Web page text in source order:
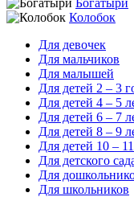
Колобок
Для девочек
Для мальчиков
Для малышей
Для детей 2 – 3
Для детей 4 – 5
Для детей 6 – 7
Для детей 8 – 9
Для детей 10 –
Для детского
Для
Для школьников